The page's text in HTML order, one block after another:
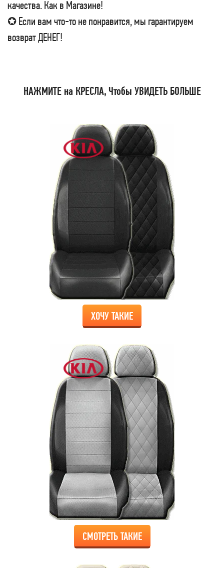
качества. Как в Магазине!
✪ Если вам что-то не понравится, мы гарантируем
возврат ДЕНЕГ!
НАЖМИТЕ на КРЕСЛА, Чтобы УВИДЕТЬ БОЛЬШЕ
ХОЧУ ТАКИЕ
СМОТРЕТЬ ТАКИЕ